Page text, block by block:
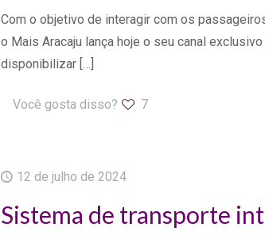
Com o objetivo de interagir com os
o Mais Aracaju lança hoje o seu canal
disponibilizar[…]
Você gosta disso? 7
12 de julho de 2024
Sistema de transporte